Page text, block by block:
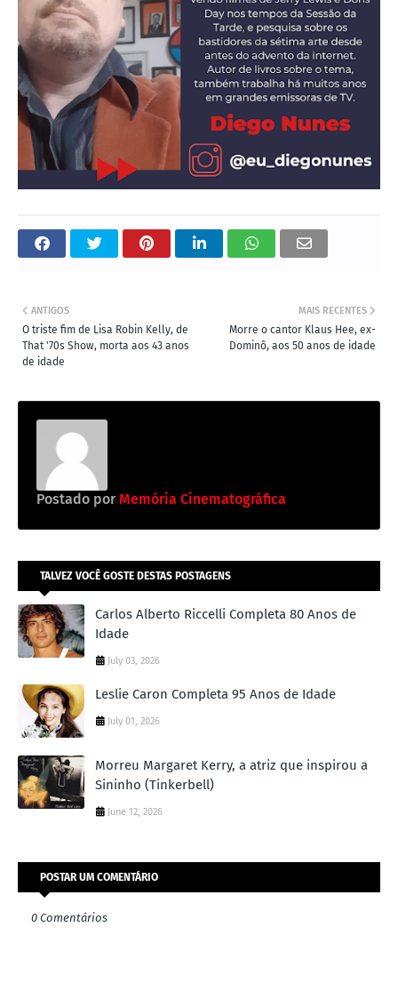
MAIS RECENTES
Morre o cantor Klaus Hee, ex-
Dominô, aos 50 anos de idade
ANTIGOS
O triste fim de Lisa Robin Kelly, de
That '70s Show, morta aos 43 anos
de idade
Postado por Memória Cinematográfica
TALVEZ VOCÊ GOSTE DESTAS POSTAGENS
Carlos Alberto Riccelli Completa 80 Anos de
Idade
July 03, 2026
Leslie Caron Completa 95 Anos de Idade
July 01, 2026
Morreu Margaret Kerry, a atriz que inspirou a
Sininho (Tinkerbell)
June 12, 2026
POSTAR UM COMENTÁRIO
0 Comentários